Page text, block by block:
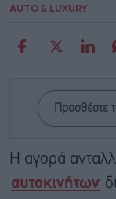
AUTO & LUXURY
Προσθέστε
Η αγορά
αυτοκινήτων